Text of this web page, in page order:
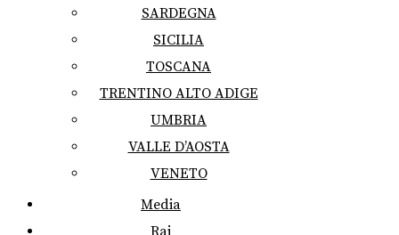
SARDEGNA
SICILIA
TOSCANA
TRENTINO ALTO ADIGE
UMBRIA
VALLE D’AOSTA
VENETO
Media
Rai